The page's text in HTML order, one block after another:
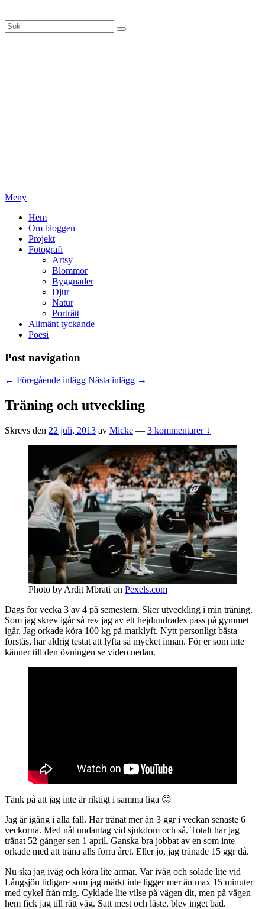
till
innehåll
Sök
efter:
Sök
Meny
Primär
meny
Hem
Om bloggen
Projekt
Fotografi
Artsy
Blommor
Byggnader
Djur
Natur
Porträtt
Allmänt tyckande
Poesi
Post navigation
← Föregående inlägg Nästa inlägg →
Träning och utveckling
Skrevs den 22 juli, 2013 av Micke — 3 kommentarer ↓
Photo by Ardit Mbrati on Pexels.com
Dags för vecka 3 av 4 på semestern. Sker utveckling i min träning.
Som jag skrev igår så rev jag av ett hejdundrades pass på gymmet
igår. Jag orkade köra 100 kg på marklyft. Nytt personligt bästa
förstås, har aldrig testat att lyfta så mycket innan. För er som inte
känner till den övningen se video nedan.
Tänk på att jag inte är riktigt i samma liga 😛
Jag är igång i alla fall. Har tränat mer än 3 ggr i veckan senaste 6
veckorna. Med nåt undantag vid sjukdom och så. Totalt har jag
tränat 52 gånger sen 1 april. Ganska bra jobbat av en som inte
orkade med att träna alls förra året. Eller jo, jag tränade 15 ggr då.
Nu ska jag iväg och köra lite armar. Var iväg och solade lite vid
Långsjön tidigare som jag märkt inte ligger mer än max 15 minuter
med cykel från mig. Cyklade lite vilse på vägen dit, men på vägen
hem fick jag till rätt väg. Satt mest och läste, blev inget bad.